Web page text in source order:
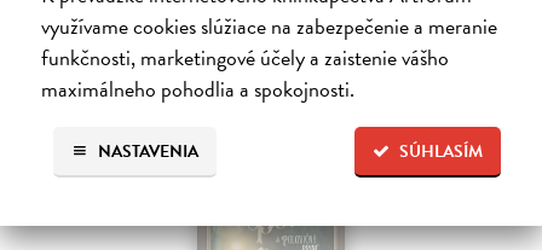
využívame cookies slúžiace na zabezpečenie a meranie
funkčnosti, marketingové účely a zaistenie vášho
maximálneho pohodlia a spokojnosti.
SÚHLASÍM
NASTAVENIA